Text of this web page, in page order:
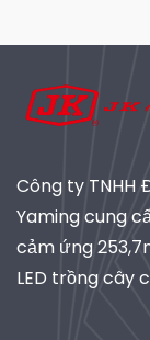
Công ty TNHH
Yaming cung
cảm ứng
LED trồng cây